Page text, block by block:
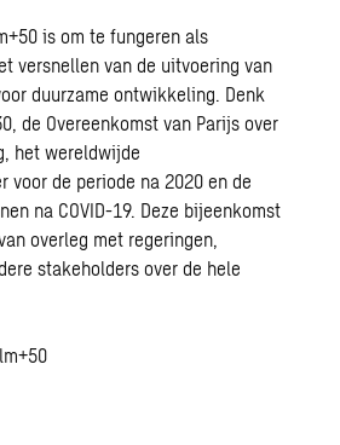
is om te fungeren als
versnellen van de uitvoering van
duurzame ontwikkeling. Denk
de Overeenkomst van Parijs over
het wereldwijde
voor de periode na 2020 en de
na COVID-19. Deze bijeenkomst
overleg met regeringen,
stakeholders over de hele